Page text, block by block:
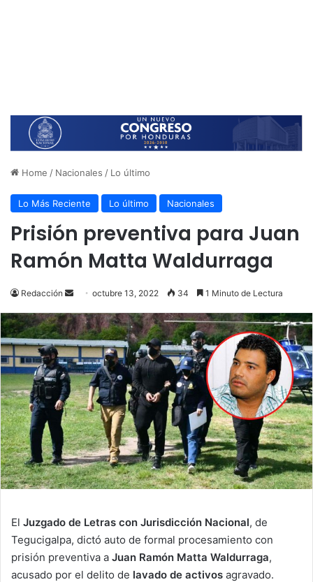
Home / Nacionales / Lo último
Lo Más Reciente Lo último Nacionales
Prisión preventiva para Juan
Ramón Matta Waldurraga
Redacción
Send
email
octubre 13, 2022 34 1 Minuto de Lectura
El Juzgado de Letras con Jurisdicción Nacional, de
Tegucigalpa, dictó auto de formal procesamiento con
prisión preventiva a Juan Ramón Matta Waldurraga,
acusado por el delito de lavado de activos agravado.